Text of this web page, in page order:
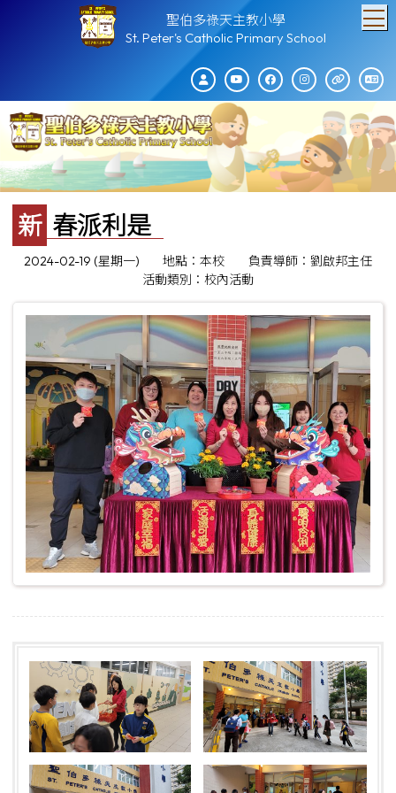
聖伯多祿天主教小學
St. Peter's Catholic Primary School
新春派利是
2024-02-19 (星期一) 地點：本校
負責導師：劉啟邦主任
活動類別：校內活動